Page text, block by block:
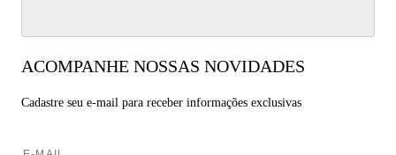
ACOMPANHE NOSSAS NOVIDADES
Cadastre seu e-mail para receber informações exclusivas